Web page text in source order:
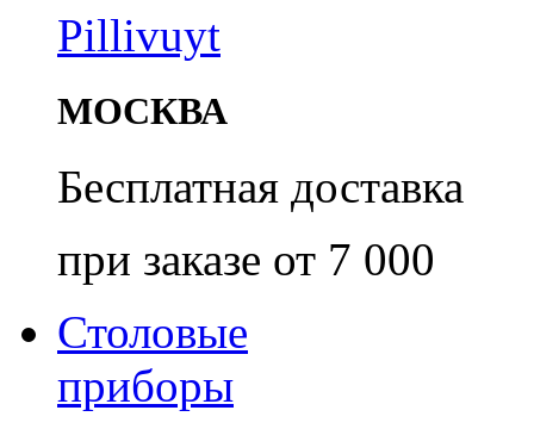
Pillivuyt
МОСКВА
Бесплатная доставка
при заказе от 7 000
Столовые
приборы